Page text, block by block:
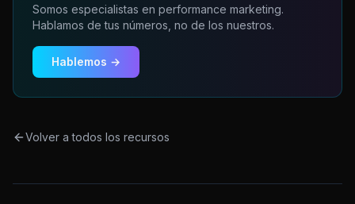
Somos especialistas en performance marketing.
Hablamos de tus números, no de los nuestros.
Hablemos →
Volver a todos los recursos